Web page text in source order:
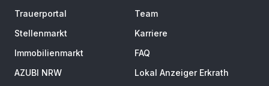
Trauerportal
Stellenmarkt
Immobilienmarkt
AZUBI NRW
Team
Karriere
FAQ
Lokal Anzeiger Erkrath